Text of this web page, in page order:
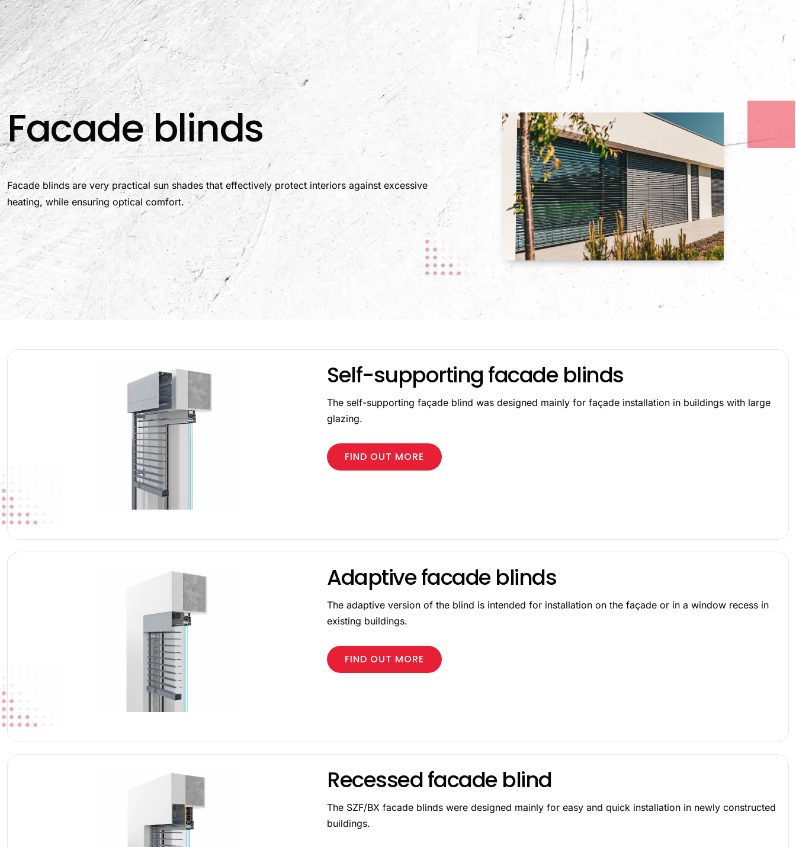
Przejdź
do
treści
Facade blinds
Facade blinds are very practical sun shades that effectively protect interiors against excessive
heating, while ensuring optical comfort.
Self-supporting facade blinds
The self-supporting façade blind was designed mainly for façade installation in buildings with large
glazing.
FIND OUT MORE
Adaptive facade blinds
The adaptive version of the blind is intended for installation on the façade or in a window recess in
existing buildings.
FIND OUT MORE
Recessed facade blind
The SZF/BX facade blinds were designed mainly for easy and quick installation in newly constructed
buildings.